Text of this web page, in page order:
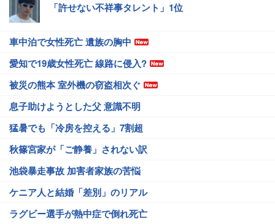
「許せない不祥事タレント」1位
車中泊で女性死亡 遺族の胸中
愛知で19歳女性死亡 線路に侵入?
被災の熊本 室外機の窃盗相次ぐ
息子助けようとした父 意識不明
猛暑でも「冷房を控える」7割超
秋篠宮家が「ご静養」されない訳
池袋暴走事故 加害者家族の苦悩
ケニア人と結婚「差別」のリアル
ラグビー選手が熱中症で倒れ死亡